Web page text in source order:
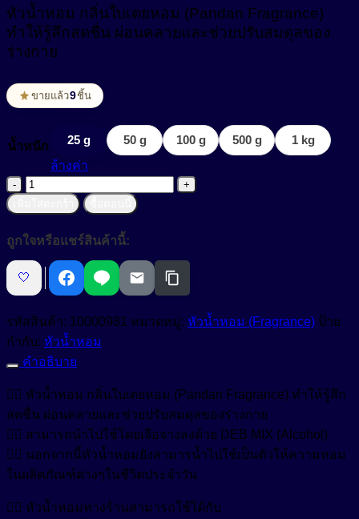
Non-ionic Surfactant
สารปรับเนื้อสัมผัสเนียนนุ่ม (Smoothness)
สารผสาน (Emulsifier)
O/W Emulsifier
W/O Emulsifier
W/Si Emulsifier
สารสร้างเนื้อมุก (Pearlizing Agent)
สารหล่อลื่น (Lubricant)
สารออกฤทธิ์ (Active)
Anti Acne
Anti Stress Repair
Anti- inflammatory
Anti-Bacteria
Anti-Dandruff
Anti-Dryness
Anti-Hair Loss
Anti-Inflammation
Anti-Irritation
สารออกฤทธิ์ทางชีวภาพ (Bio Actives)
สารเพิ่มความข้น (Thickerner)
สารเพิ่มความข้น ในน้ำยาปรับผ้านุ่ม (Fabric Softener)
สารเพิ่มความข้นหนืด (Viscosity Controlling)
สารเพิ่มความขาวสว่าง (Optical Brightening Agent)
สารเพิ่มความคงตัว (Stabilizers)
สารเพิ่มความทึบแสง (Opacifying Agent)
สารเพิ่มคุณสมบัติกันน้ำ (Waterproofing Agent)
หัวน้ำหอม กลิ่นใบเตยหอม (Pandan Fragrance)
ทำให้รู้สึกสดชื่น ผ่อนคลายและช่วยปรับสมดุลของ
ร่างกาย
ขายแล้ว9ชิ้น
น้ำหนัก 25 g 50 g 100 g 500 g
1 kg
ล้างค่า
จำนวน
กลิ่น
ใบ
เตย
(Pandan
Fragrance)
ทำให้
สดชื่น
ผ่อน
คลาย
และ
ช่วย
สมดุล
ถูกใจหรือแชร์สินค้านี้:
🤍
รหัสสินค้า: 10000981 หมวดหมู่: หัวน้ำหอม (Fragrance) ป้าย
กำกับ: หัวน้ำหอม
คำอธิบาย
👉🏼 หัวน้ำหอม กลิ่นใบเตยหอม (Pandan Fragrance) ทำให้รู้สึก
สดชื่น ผ่อนคลายและช่วยปรับสมดุลของร่างกาย
👉🏼 สามารถนำไปใช้โดยเจือจางลงด้วย DEB MIX (Alcohol)
👉🏼 นอกจากนี้หัวน้ำหอมยังสามารน้ำไปใช้เป็นตัวให้ความหอม
ในผลิตภัณฑ์ต่างๆในชีวิตประจำวัน
👉🏼 หัวน้ำหอมทางร้านสามารถใช้ได้กับ